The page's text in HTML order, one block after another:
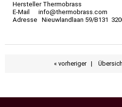
Hersteller Thermobrass
E-Mail info@thermobrass.com
Adresse Nieuwlandlaan 59/B131
« vorheriger|